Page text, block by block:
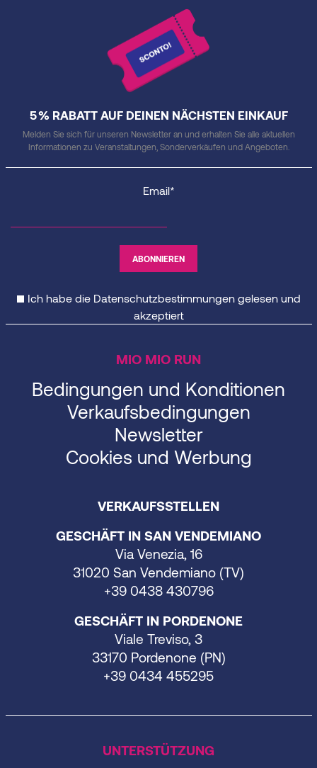
5 % RABATT AUF DEINEN NÄCHSTEN EINKAUF
Melden Sie sich für unseren Newsletter an und erhalten Sie alle aktuellen
Informationen zu Veranstaltungen, Sonderverkäufen und Angeboten.
Email*
Ich habe die Datenschutzbestimmungengelesen und
akzeptiert
MIO MIO RUN
Bedingungen und Konditionen
Verkaufsbedingungen
Newsletter
Cookies und Werbung
VERKAUFSSTELLEN
GESCHÄFT IN SAN VENDEMIANO
Via Venezia, 16
31020 San Vendemiano (TV)
+39 0438 430796
GESCHÄFT IN PORDENONE
Viale Treviso, 3
33170 Pordenone (PN)
+39 0434 455295
UNTERSTÜTZUNG